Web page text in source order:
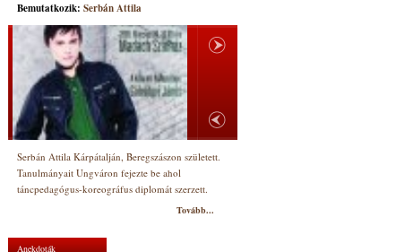
Bemutatkozik: Serbán Attila
Serbán Attila Kárpátalján, Beregszászon született.
Tanulmányait Ungváron fejezte be ahol
táncpedagógus-koreográfus diplomát szerzett.
Tovább...
Anekdoták